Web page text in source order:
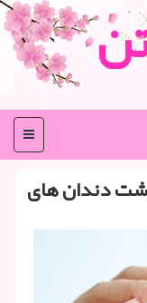
منو
دندان های